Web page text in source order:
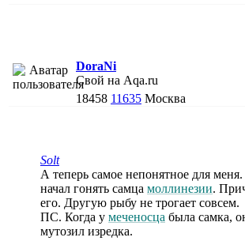
DoraNi
Свой на Aqa.ru
18458 11635 Москва
Solt
А теперь самое непонятное для меня.
начал гонять самца моллинезии.
его. Другую рыбу не трогает совсем.
ПС. Когда у меченосца была самка,
мутозил изредка.